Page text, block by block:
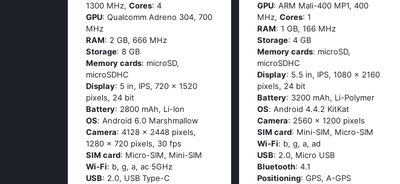
1300 MHz, Cores: 4
GPU: Qualcomm Adreno 304, 700
MHz
RAM: 2 GB, 666 MHz
Storage: 8 GB
Memory cards: microSD,
microSDHC
Display: 5 in, IPS, 720 x 1520
pixels, 24 bit
Battery: 2800 mAh, Li-Ion
OS: Аndrоid 6.0 Маrshmаllоw
Camera: 4128 x 2448 pixels,
1280 x 720 pixels, 30 fps
SIM card: Micro-SIM, Mini-SIM
Wi-Fi: b, g, а, ас 5GНz
USB: 2.0, USB Type-C
GPU: ARM Mali-400 MP1, 400
MHz,Cores: 1
RAM: 1 GB, 166 MHz
Storage: 4 GB
Memory cards: microSD,
microSDHC
Display: 5.5 in, IPS, 1080 x 2160
pixels, 24 bit
Battery: 3200 mAh, Li-Polymer
OS: Аndrоid 4.4.2 ΚitΚаt
Camera: 2560 x 1200 pixels
SIM card: Mini-SIM, Micro-SIM
Wi-Fi: b, g, а, аd
USB: 2.0, Micro USB
Bluetooth: 4.1
Positioning: GРS, А-GРS